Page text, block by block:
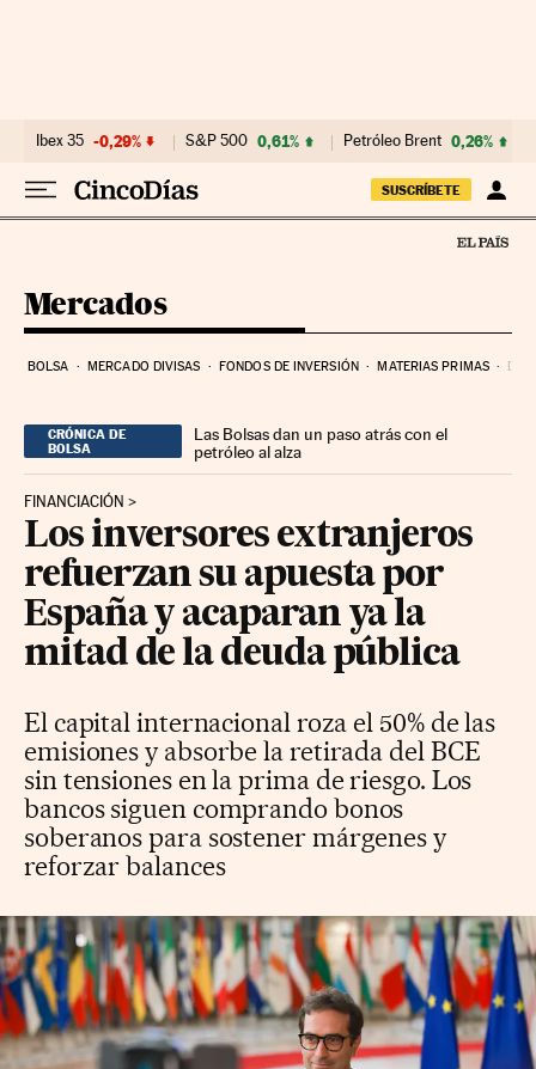
Ibex 35 -0,29% S&P 500 0,61% Petróleo Brent 0,26%
SUSCRÍBETE
Mercados
BOLSA MERCADO DIVISAS FONDOS DE INVERSIÓN MATERIAS PRIMAS
CRÓNICA DE
BOLSA
Las Bolsas dan un paso atrás con el
petróleo al alza
FINANCIACIÓN
Los inversores extranjeros
refuerzan su apuesta por
España y acaparan ya la
mitad de la deuda pública
El capital internacional roza el 50% de las
emisiones y absorbe la retirada del BCE
sin tensiones en la prima de riesgo. Los
bancos siguen comprando bonos
soberanos para sostener márgenes y
reforzar balances